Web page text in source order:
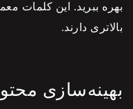
بهره ببرید. این کلمات
بالاتری دارند.
بهینه‌سازی